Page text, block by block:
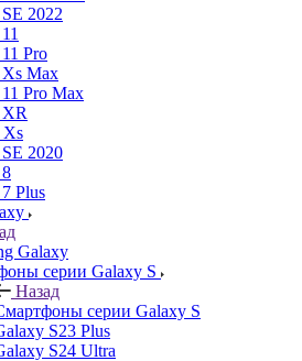
2022
Pro
Xs Max
Pro Max
XR
Xs
2020
Plus
Galaxy
серии Galaxy S
Назад
серии Galaxy S
S23 Plus
S24 Ultra